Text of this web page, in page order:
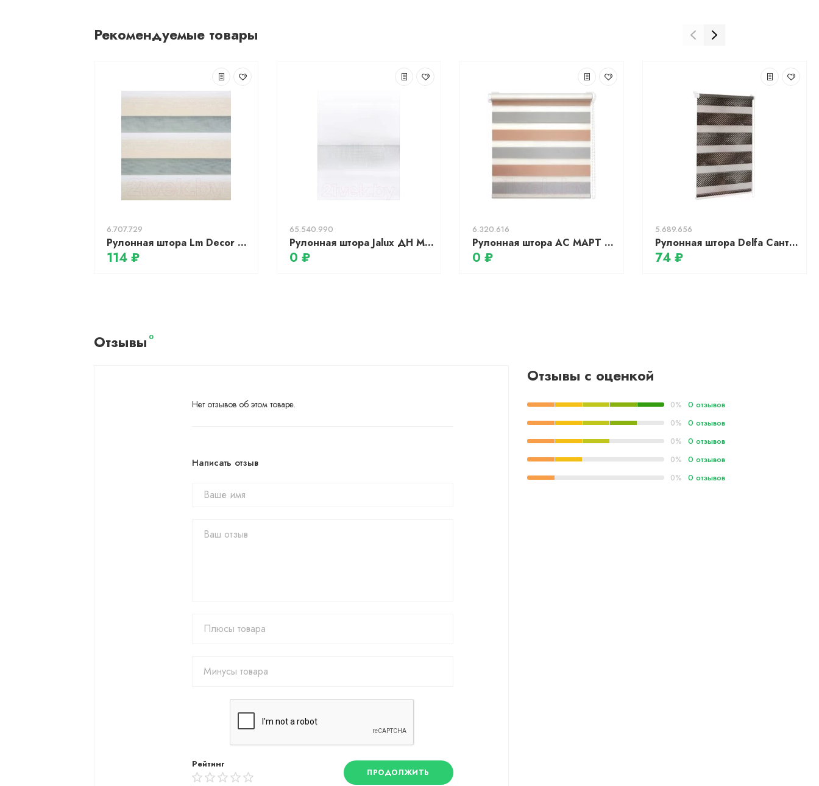
Рекомендуемые товары
6.707.729
Рулонная штора Lm Decor Дабл ДН LB 55-01 (110x160)
114 ₽
65.540.990
Рулонная штора Jalux ДН Миа 614/100 48x160 (белый)
0 ₽
6.320.616
Рулонная штора АС МАРТ Биаро 170x200 (какао/серебристый)
0 ₽
5.689.656
Рулонная штора Delfa Сантайм День Ночь Бола СРШ-01МК 42007 (34x160, шоколад)
74 ₽
Отзывы 0
Нет отзывов об этом товаре.
Написать отзыв
Рейтинг
ПРОДОЛЖИТЬ
Отзывы с оценкой
0% 0 отзывов
0% 0 отзывов
0% 0 отзывов
0% 0 отзывов
0% 0 отзывов